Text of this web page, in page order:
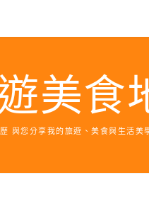
美食
與您分享我的旅遊、美食與生活美